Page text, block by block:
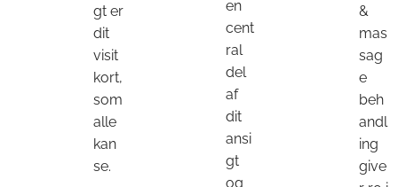
gt er
dit
visit
kort,
som
alle
kan
se.
en
cent
ral
del
af
dit
ansi
gt
og
&
mas
sag
e
beh
andl
ing
give